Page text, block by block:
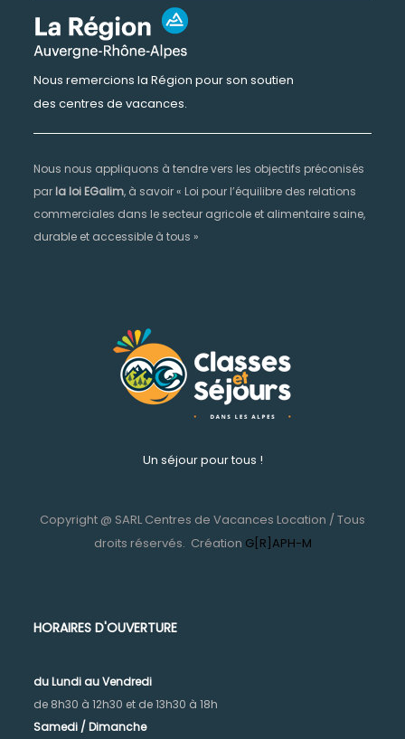
Nous remercions la Région pour son soutien
des centres de vacances.
Nous nous appliquons à tendre vers les objectifs préconisés
par la loi EGalim, à savoir « Loi pour l’équilibre des relations
commerciales dans le secteur agricole et alimentaire saine,
durable et accessible à tous »
Un séjour pour tous !
Copyright @ SARL Centres de Vacances Location / Tous
droits réservés. Création G[R]APH-M
HORAIRES D'OUVERTURE
du Lundi au Vendredi
de 8h30 à 12h30 et de 13h30 à 18h
Samedi / Dimanche